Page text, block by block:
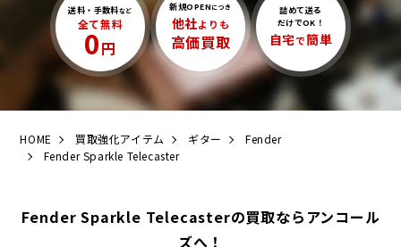
送料・手数料など
全て無料
0円
新規OPEN につき
他社よりも
高価買取
詰めて送る
だけでOK！
自宅で簡単
HOME 買取強化アイテム ギター
Fender
Fender Sparkle Telecaster
Fender Sparkle Telecasterの買取ならアンコール
ズへ！